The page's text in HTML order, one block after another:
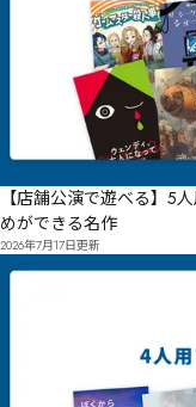
【店舗公演で遊べる】5
めができる名作
2026年7月17日更新